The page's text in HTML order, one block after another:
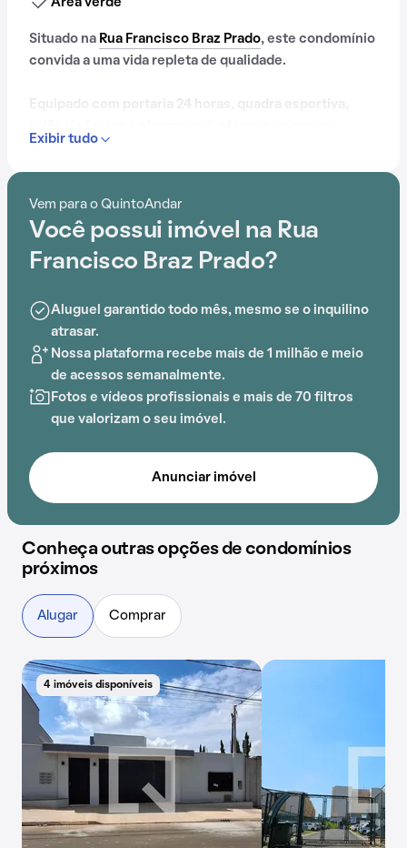
Situado na Rua Francisco Braz Prado, este condomínio
convida a uma vida repleta de qualidade.
Exibir tudo
Vem para o QuintoAndar
Você possui imóvel na Rua
Francisco Braz Prado?
Aluguel garantido todo mês, mesmo se o inquilino
atrasar.
Nossa plataforma recebe mais de 1 milhão e meio
de acessos semanalmente.
Fotos e vídeos profissionais e mais de 70 filtros
que valorizam o seu imóvel.
Anunciar imóvel
Conheça outras opções de condomínios
próximos
Alugar Comprar
4 imóveis disponíveis